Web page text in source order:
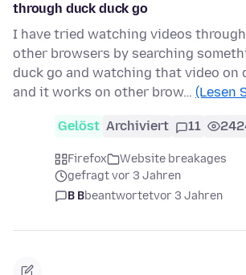
through duck duck go
I have tried watching videos through
other browsers by searching
duck go and watching that video on
and it works on other brow… (Lesen
Gelöst Archiviert 11
Firefox
Website breakages
gefragt vor 3 Jahren
B Bbeantwortetvor 3 Jahren